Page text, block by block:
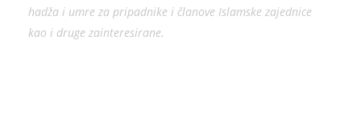
hadža i umre za pripadnike i članove Islamske zajednice
kao i druge zainteresirane.